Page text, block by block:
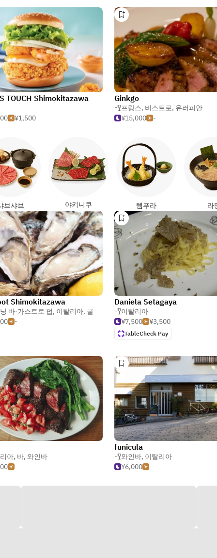
TOUCH Shimokitazawa
¥1,500
Ginkgo
프랑스, 비스트로, 유러피안
¥15,000
-
브샤브 야키니쿠 템푸라 라
Shimokitazawa
바·가스트로 펍, 이탈리아, 굴
-
Daniela Setagaya
이탈리아
¥7,500
¥3,500
TableCheck Pay
아, 바, 와인바
-
funicula
와인바, 이탈리아
¥6,000
-